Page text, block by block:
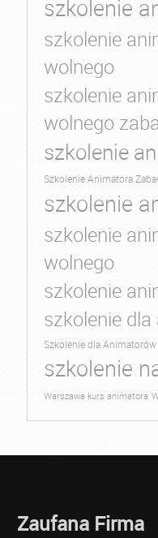
szkolenie
szkolenie
wolnego
szkolenie
wolnego
szkolenie
Szkolenie Animatora
szkolenie
szkolenie
wolnego
szkolenie
szkolenie
Szkolenie dla Animatorów
szkolenie
Warszawa kurs animatora
Zaufana Firma